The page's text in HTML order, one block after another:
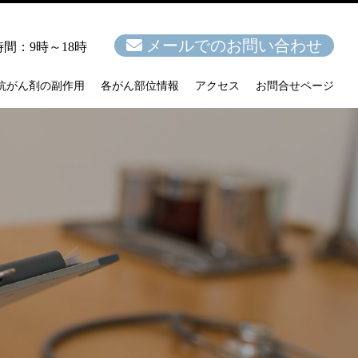
間：9時～18時 メールでのお問い合わせ
がん剤の副作用 各がん部位情報 アクセス お問合せページ